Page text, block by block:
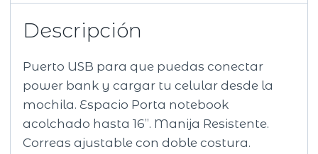
Descripción
Puerto USB para que puedas conectar
power bank y cargar tu celular desde la
mochila. Espacio Porta notebook
acolchado hasta 16’’. Manija Resistente.
Correas ajustable con doble costura.